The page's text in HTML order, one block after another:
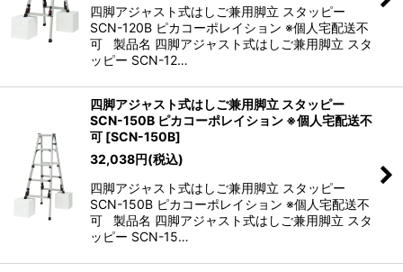
四脚アジャスト式はしご兼用脚立 スタッピー
SCN-120B ピカコーポレイション ※個人宅配送不
可 製品名 四脚アジャスト式はしご兼用脚立 スタ
ッピー SCN-12…
四脚アジャスト式はしご兼用脚立 スタッピー
SCN-150B ピカコーポレイション ※個人宅配送不
可 [SCN-150B]
32,038円(税込)
四脚アジャスト式はしご兼用脚立 スタッピー
SCN-150B ピカコーポレイション ※個人宅配送不
可 製品名 四脚アジャスト式はしご兼用脚立 スタ
ッピー SCN-15…